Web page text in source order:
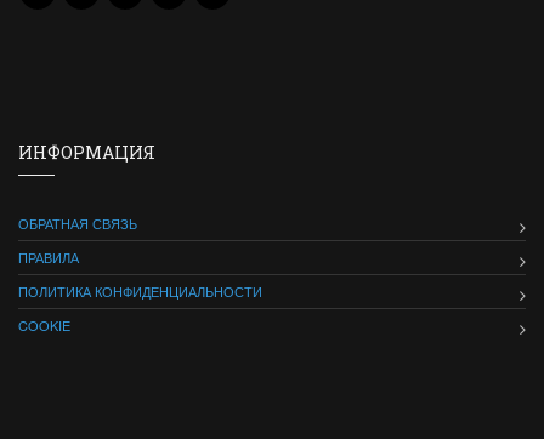
ИНФОРМАЦИЯ
ОБРАТНАЯ СВЯЗЬ
ПРАВИЛА
ПОЛИТИКА КОНФИДЕНЦИАЛЬНОСТИ
COOKIE